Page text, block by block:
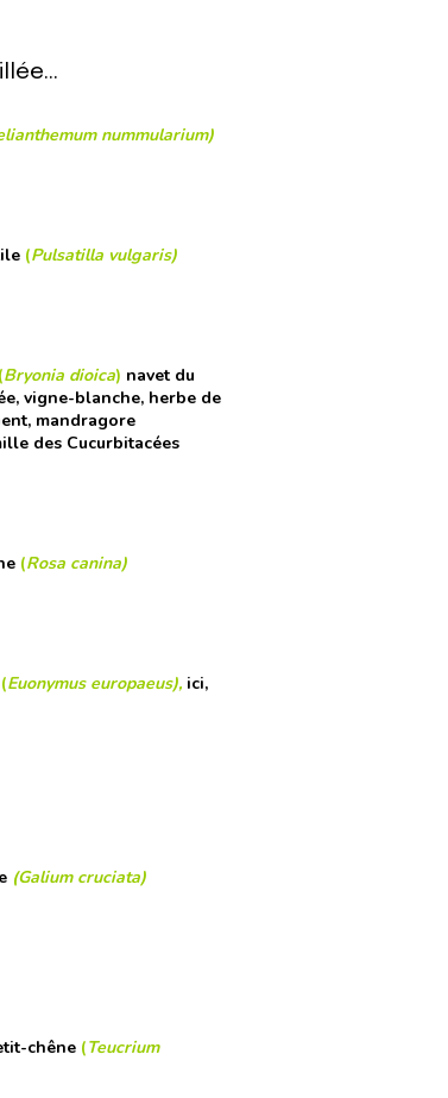
nummularium)
(Pulsatilla vulgaris)
(Bryonia dioica) navet du
vigne-blanche, herbe de
mandragore
des Cucurbitacées
(Rosa canina)
(Euonymus europaeus), ici,
(Galium cruciata)
chêne(Teucrium